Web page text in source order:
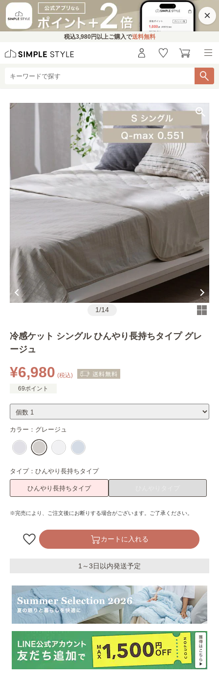
×
税込3,980円 以上ご購入で送料無料
1/14
冷感ケット シングル ひんやり長持ちタイプ グレ
ージュ
¥6,980 (税込)
69ポイント
カラー： グレージュ
タイプ： ひんやり長持ちタイプ
ひんやり長持ちタイプ
※完売により、ご注文後にお断りする場合がございます。ご了承ください。
カートに入れる
1～3日以内発送予定